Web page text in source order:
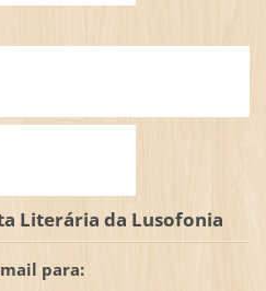
Literária da Lusofonia
para: